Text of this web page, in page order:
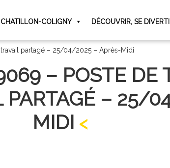
COLIGNY DÉCOUVRIR, SE
partagé – 25/04/2025 – Après-Midi
– POSTE DE
PARTAGÉ – 25/
MIDI